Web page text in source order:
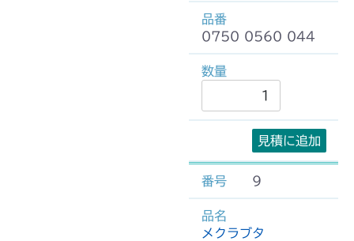
0750 0560 044
見積に追加
9
メクラブタ